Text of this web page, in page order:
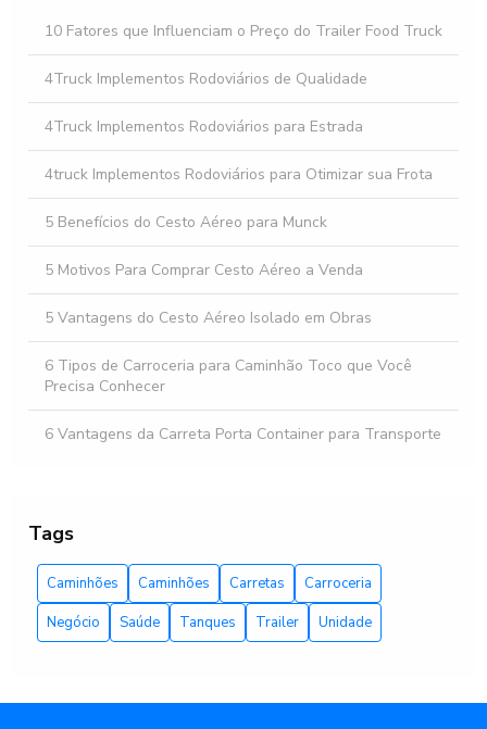
para Seu Negócio
Como Facilitar o Aluguel de Implementos Rodoviários para
sua Empresa
10 Fatores que Influenciam o Preço do Trailer Food Truck
4Truck Implementos Rodoviários de Qualidade
4Truck Implementos Rodoviários para Estrada
4truck Implementos Rodoviários para Otimizar sua Frota
5 Benefícios do Cesto Aéreo para Munck
5 Motivos Para Comprar Cesto Aéreo a Venda
5 Vantagens do Cesto Aéreo Isolado em Obras
6 Tipos de Carroceria para Caminhão Toco que Você
Precisa Conhecer
6 Vantagens da Carreta Porta Container para Transporte
Aluguel de Camarim Móvel é a Solução Prática para
Eventos
Aluguel de Camarim Móvel para Eventos
Praticidade
Tags
Caminhões Caminhões Carretas
Carroceria
Negócio
Saúde Tanques Trailer Unidade